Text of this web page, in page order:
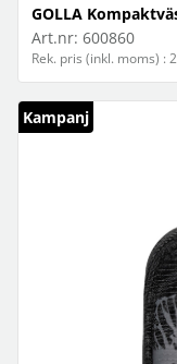
GOLLA
Art.nr: 600860
Rek. pris (inkl. moms) :
Kampanj